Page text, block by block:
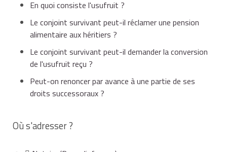
Partage de la succession - cas où le le
défunt ne laisse que des enfants issus du
couple
Choix de l'époux
survivant
Part revenant
totalité de la
En quoi consiste l'usufruit ?
Le conjoint survivant peut-il réclamer une pension
alimentaire aux héritiers ?
Le conjoint survivant peut-il demander la conversion
de l'usufruit reçu ?
Peut-on renoncer par avance à une partie de ses
droits successoraux ?
Où s'adresser ?